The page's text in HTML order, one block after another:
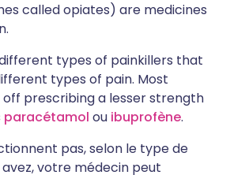
called opiates) are medicines
types of painkillers that
types of pain. Most
prescribing a lesser strength
paracétamol ou ibuprofène.
pas, selon le type de
votre médecin peut